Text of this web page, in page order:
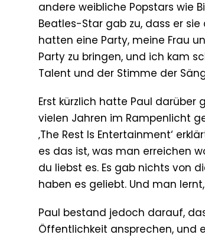
andere weibliche Popstars wie
Beatles-Star gab zu, dass er
hatten eine Party, meine Frau
Party zu bringen, und ich kam
Talent und der Stimme der
Erst kürzlich hatte Paul
vielen Jahren im Rampenlicht
‚The Rest Is Entertainment‘
es das ist, was man erreichen
du liebst es. Es gab nichts von
haben es geliebt. Und man
Paul bestand jedoch darauf,
Öffentlichkeit ansprechen, und